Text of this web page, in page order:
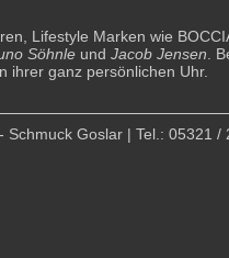
Lifestyle Marken wie
Söhnle und Jacob Jensen .
ihrer ganz persönlichen Uhr.
Goslar | Tel.: 05321 /